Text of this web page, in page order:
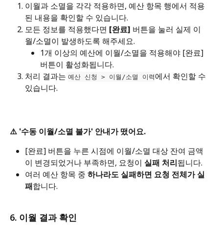
이월과 소멸을 각각 적용하면, 예산 항목 행에서 적용
된 내용을 확인할 수 있습니다.
모든 정보를 적용했다면 [완료] 버튼을 눌러 실제 이
월/소멸이 발생하도록 해주세요.
1개 이상의 예산에 이월/소멸을 적용해야 [완료]
버튼이 활성화됩니다.
처리 결과는 예산 신청 > 이월/소멸 이력 에서 확인할 수
있습니다.
⚠️ '수동 이월/소멸 불가' 안내가 떴어요.
[완료] 버튼을 누른 시점에 이월/소멸 대상 잔여 금액
이 변경되었거나 부족하면, 요청이 실패 처리됩니다.
여러 예산 항목 중 하나라도 실패하면 요청 전체가 실
패합니다.
6. 이월 결과 확인